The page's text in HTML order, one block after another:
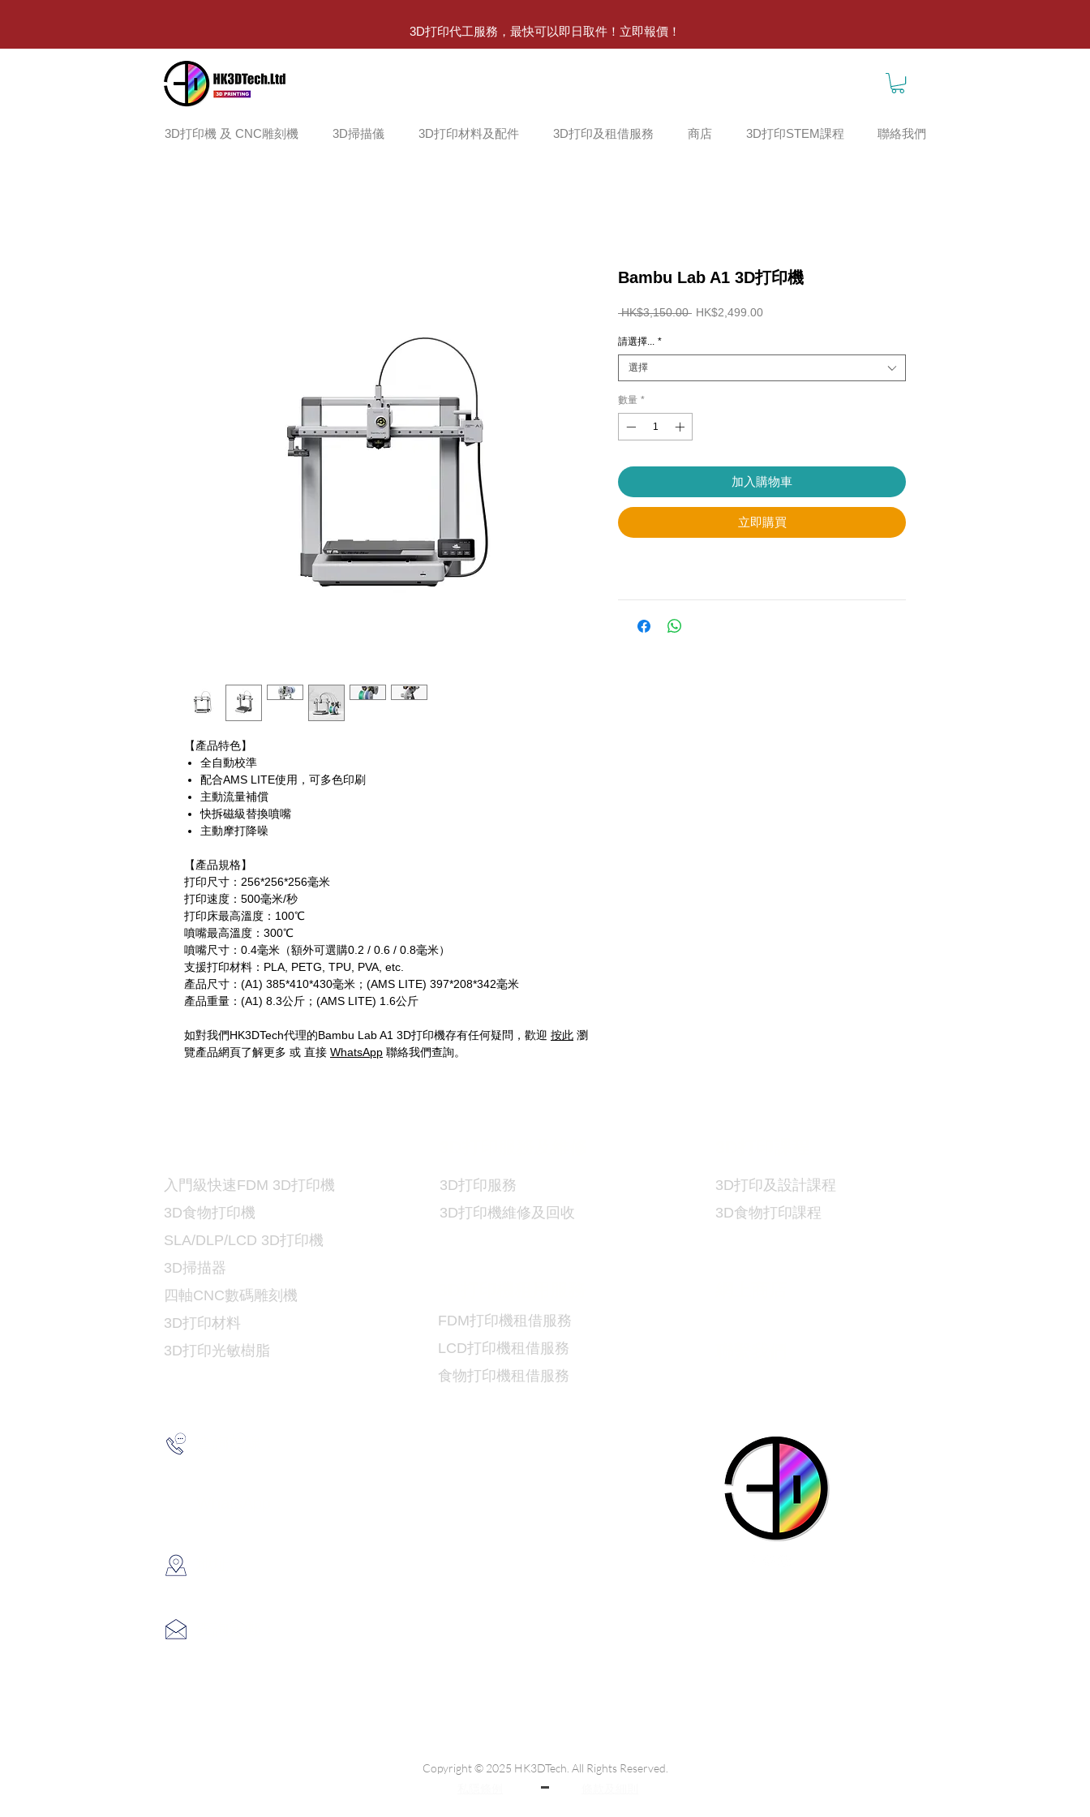
3D打印代工服務，最快可以即日取件！立即報價！
3D打印機 及 CNC雕刻機 3D掃描儀 3D打印材料及配件 3D打印及租借服務 商店 3D打印STEM課程 聯絡我們
【產品特色】
全自動校準
配合AMS LITE使用，可多色印刷
主動流量補償
快拆磁級替換噴嘴
主動摩打降噪
【產品規格】
打印尺寸 ：256*256*256毫米
打印速度 ：500毫米/秒
打印床最高溫度 ：100℃
噴嘴最高溫度 ：300℃
噴嘴尺寸 ： 0.4毫米（額外可選購0.2 / 0.6 / 0.8毫米）
支援打印材料 ： PLA, PETG, TPU, PVA, etc.
產品尺寸 ： (A1) 385*410*430毫米； (AMS LITE) 397*208*342毫米
產品重量 ： (A1) 8.3公斤； (AMS LITE) 1.6公斤
如對我們HK3DTech代理的Bambu Lab A1 3D打印機存有任何疑問， 歡迎 按此 瀏
覽產品網頁了解更多 或 直接 WhatsApp 聯絡我們查詢。
Bambu Lab A1 3D打印機
HK$3,150.00 一
格
HK$2,499.00促
格
請選擇... *
選擇
數量 *
加入購物車
立即購買
入門級快速FDM 3D打印機
3D食物打印機
SLA/DLP/LCD 3D打印機
3D掃描器
​四軸CNC數碼雕刻機
3D打印材料
3D打印光敏樹脂
3D打印服務
3D打印機維修及回收
3D打印及設計課程
3D食物打印課程
FDM打印機租借服務
LCD打印機租借服務
食物打印機租借服務
Copyright © 2025 HK3DTech. All Rights Reserved.